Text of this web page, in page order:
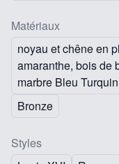
Matériaux
noyau et chêne en
amaranthe, bois de
marbre Bleu Turquin
Bronze
Styles